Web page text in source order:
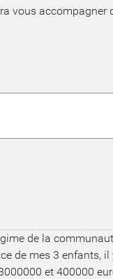
vous accompagner
de la
de mes 3 enfants,
et 400000